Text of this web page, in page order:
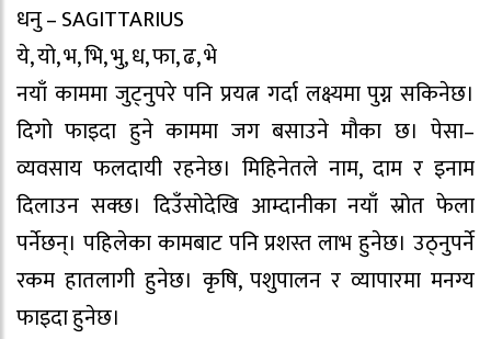
धनु – SAGITTARIUS
ये, यो, भ, भि, भु, ध, फा, ढ, भे
नयाँ काममा जुट्नुपरे पनि प्रयत्न गर्दा लक्ष्यमा पुग्न सकिनेछ।
दिगो फाइदा हुने काममा जग बसाउने मौका छ। पेसा–
व्यवसाय फलदायी रहनेछ। मिहिनेतले नाम, दाम र इनाम
दिलाउन सक्छ। दिउँसोदेखि आम्दानीका नयाँ स्रोत फेला
पर्नेछन्। पहिलेका कामबाट पनि प्रशस्त लाभ हुनेछ। उठ्नुपर्ने
रकम हातलागी हुनेछ। कृषि, पशुपालन र व्यापारमा मनग्य
फाइदा हुनेछ।